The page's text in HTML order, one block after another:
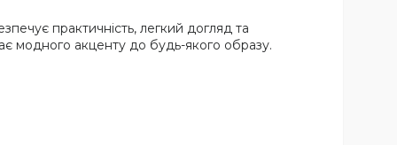
практичність, легкий догляд та
модного акценту до будь-якого образу.